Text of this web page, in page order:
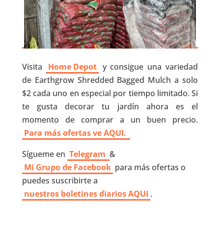
Visita Home Depot y consigue una variedad
de Earthgrow Shredded Bagged Mulch a solo
$2 cada uno en especial por tiempo limitado. Si
te gusta decorar tu jardín ahora es el
momento de comprar a un buen precio.
Para más ofertas ve AQUI.
Sígueme en Telegram &
Mi Grupo de Facebook para más ofertas o
puedes suscribirte a
nuestros boletines diarios AQUI .